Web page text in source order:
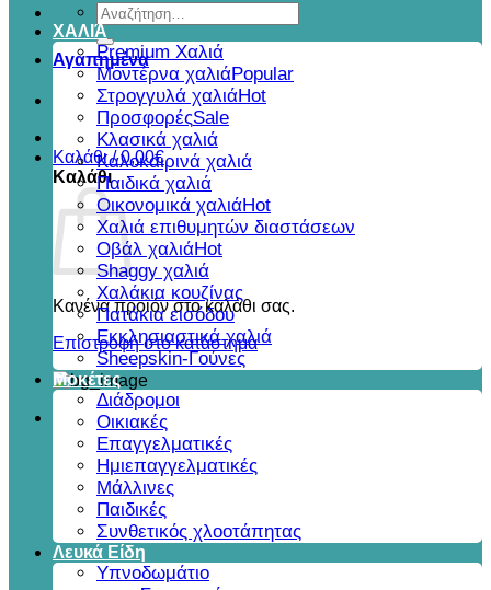
Αναζήτηση
για:
Αγαπημένα
Καλάθι /0,00€
Καλάθι
Κανένα προϊόν στο καλάθι σας.
Επιστροφή στο κατάστημα
ΧΑΛΙΆ
Premium Χαλιά
Μοντέρνα χαλιά
Στρογγυλά χαλιά
Προσφορές
Κλασικά χαλιά
Καλοκαιρινά χαλιά
Παιδικά χαλιά
Οικονομικά χαλιά
Χαλιά επιθυμητών διαστάσεων
Οβάλ χαλιά
Shaggy χαλιά
Χαλάκια κουζίνας
Πατάκια εισόδου
Εκκλησιαστικά χαλιά
Sheepskin-Γούνες
Μοκέτες
Διάδρομοι
Οικιακές
Επαγγελματικές
Ημιεπαγγελματικές
Μάλλινες
Παιδικές
Συνθετικός χλοοτάπητας
Λευκά Είδη
Υπνοδωμάτιο